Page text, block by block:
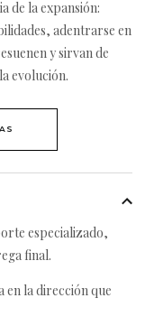
de la expansión:
adentrarse en
y sirvan de
evolución.
especializado,
final.
en la dirección que